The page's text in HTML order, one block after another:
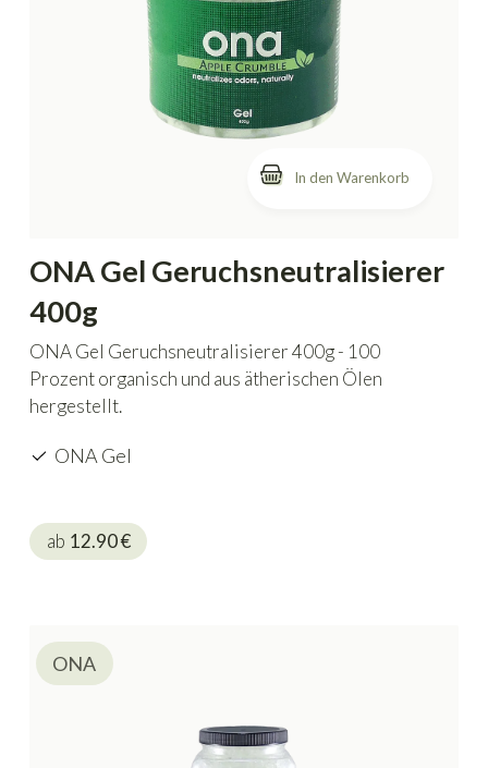
In den Warenkorb
ONA Gel Geruchsneutralisierer
400g
ONA Gel Geruchsneutralisierer 400g - 100
Prozent organisch und aus ätherischen Ölen
hergestellt.
ONA Gel
ab 12.90€
ONA